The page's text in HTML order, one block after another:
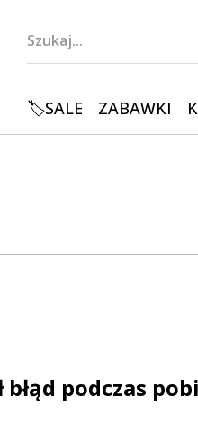
🏷️SALE ZABAWKI
błąd podczas